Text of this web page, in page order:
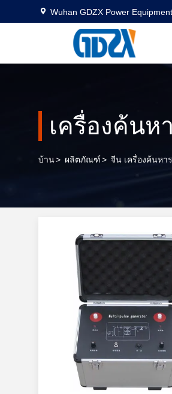
Wuhan GDZX Power
เครื่องค้นห
บ้าน> ผลิตภัณฑ์> จีน เครื่องค้นหา